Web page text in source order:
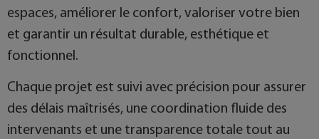
espaces, améliorer le confort, valoriser votre bien
et garantir un résultat durable, esthétique et
fonctionnel.
Chaque projet est suivi avec précision pour assurer
des délais maîtrisés, une coordination fluide des
intervenants et une transparence totale tout au